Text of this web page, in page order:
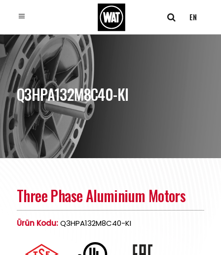
EN
Q3HPA132M8C40-KI
Three Phase Aluminium Motors
Ürün Kodu:Q3HPA132M8C40-KI